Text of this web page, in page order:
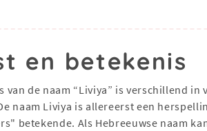
en betekenis
van de naam “Liviya” is verschillend
naam Liviya is allereerst een
betekende. Als Hebreeuwse naam